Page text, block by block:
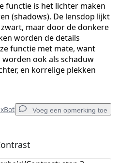
functie is het lichter maken
(shadows). De lensdop lijkt
maar door de donkere
worden de details
functie met mate, want
ook als schaduw
en korrelige plekken
Voeg een opmerking toe
opmerking toe